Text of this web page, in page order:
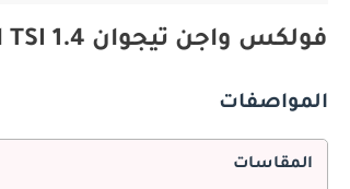
فولكس واجن تيجوان 1.4 TSI الاتجاه المواصفات والميزات
المواصفات
المقاسات